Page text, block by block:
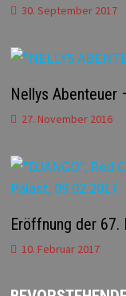
30. September 2017
Nellys Abenteuer
27. November 2016
Eröffnung der 67.
10. Februar 2017